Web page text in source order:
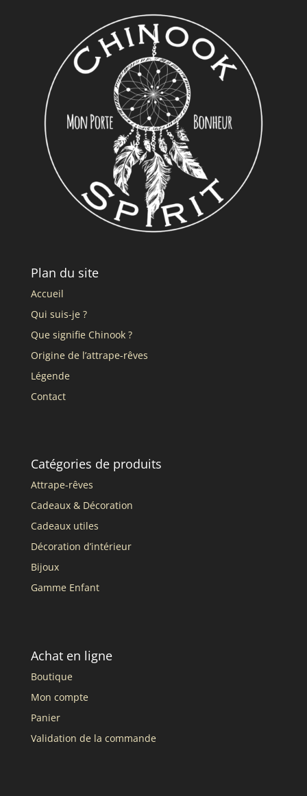
Plan du site
Accueil
Qui suis-je ?
Que signifie Chinook ?
Origine de l’attrape-rêves
Légende
Contact
Catégories de produits
Attrape-rêves
Cadeaux & Décoration
Cadeaux utiles
Décoration d’intérieur
Bijoux
Gamme Enfant
Achat en ligne
Boutique
Mon compte
Panier
Validation de la commande